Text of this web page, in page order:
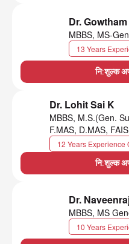
Dr.
MBBS, MS-
13 Years
नि:शुल्क
Dr. Lohit Sai K
MBBS, M.S.(Gen.
F.MAS, D.MAS,
12 Years Experience
नि:शुल्क
Dr.
MBBS, MS
10 Years